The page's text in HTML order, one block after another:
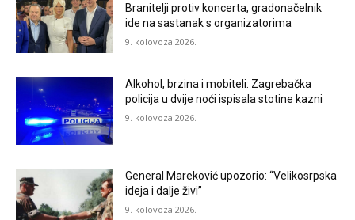
Branitelji protiv koncerta, gradonačelnik
ide na sastanak s organizatorima
9. kolovoza 2026.
Alkohol, brzina i mobiteli: Zagrebačka
policija u dvije noći ispisala stotine kazni
9. kolovoza 2026.
General Mareković upozorio: “Velikosrpska
ideja i dalje živi”
9. kolovoza 2026.